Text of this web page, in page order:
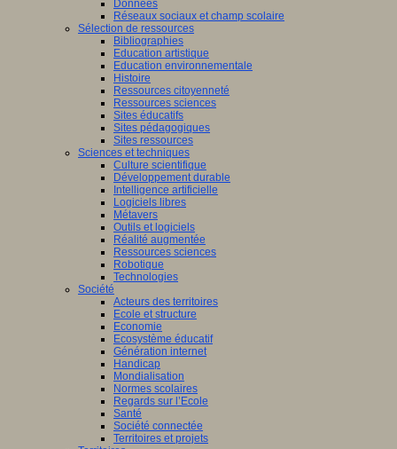
Données
Réseaux sociaux et champ scolaire
Sélection de ressources
Bibliographies
Education artistique
Education environnementale
Histoire
Ressources citoyenneté
Ressources sciences
Sites éducatifs
Sites pédagogiques
Sites ressources
Sciences et techniques
Culture scientifique
Développement durable
Intelligence artificielle
Logiciels libres
Métavers
Outils et logiciels
Réalité augmentée
Ressources sciences
Robotique
Technologies
Société
Acteurs des territoires
Ecole et structure
Economie
Ecosystème éducatif
Génération internet
Handicap
Mondialisation
Normes scolaires
Regards sur l’Ecole
Santé
Société connectée
Territoires et projets